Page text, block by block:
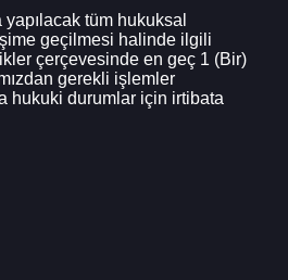
tüm hukuksal
geçilmesi halinde ilgili
çerçevesinde en geç 1 (Bir)
gerekli işlemler
hukuki durumlar için irtibata